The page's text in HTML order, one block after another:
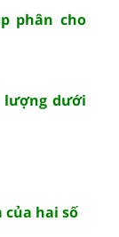
phân cho
lượng dưới
của hai số